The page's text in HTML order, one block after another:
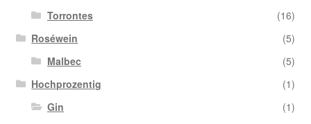
Torrontes
(16)
Roséwein
(5)
Malbec
(5)
Hochprozentig
(1)
Gin
(1)